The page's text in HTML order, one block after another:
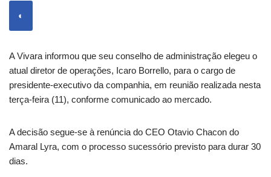
◐
A Vivara informou que seu conselho de administração elegeu o
atual diretor de operações, Icaro Borrello, para o cargo de
presidente-executivo da companhia, em reunião realizada nesta
terça-feira (11), conforme comunicado ao mercado.
A decisão segue-se à renúncia do CEO Otavio Chacon do
Amaral Lyra, com o processo sucessório previsto para durar 30
dias.